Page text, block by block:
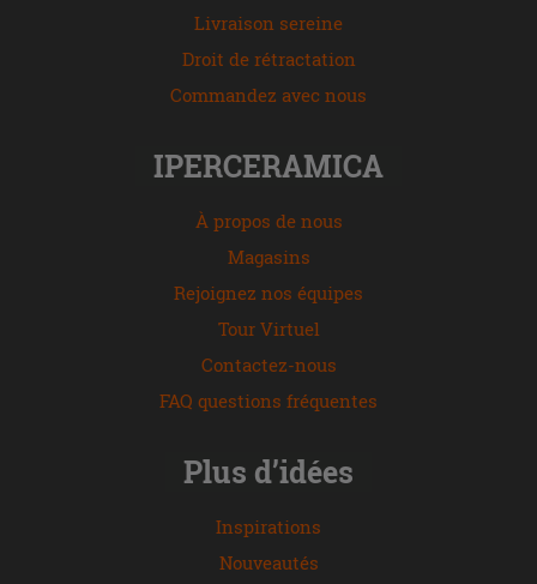
Livraison sereine
Droit de rétractation
Commandez avec nous
IPERCERAMICA
À propos de nous
Magasins
Rejoignez nos équipes
Tour Virtuel
Contactez-nous
FAQ questions fréquentes
Plus d’idées
Inspirations
Nouveautés